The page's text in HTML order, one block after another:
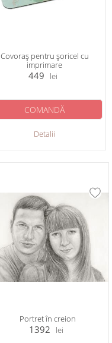
Covoraș pentru șoricel cu
imprimare
449 lei
Detalii
COMANDĂ
Portret în creion
1392 lei